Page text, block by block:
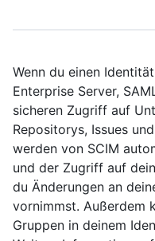
Wenn du einen
Enterprise Server,
sicheren Zugriff auf
Repositorys, Issues
werden von SCIM
und der Zugriff auf
du Änderungen an
vornimmst. Außerdem
Gruppen in deinem